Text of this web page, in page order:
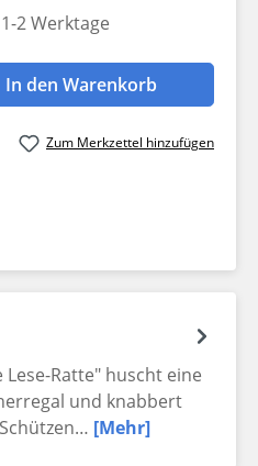
2 Werktage
den
In den Warenkorb
Zum Merkzettel hinzufügen
Ratte" huscht eine
und knabbert
[Mehr]